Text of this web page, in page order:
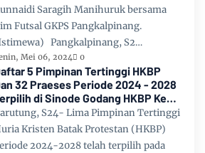
Saragih Manihuruk bersama
Futsal GKPS Pangkalpinang.
Pangkalpinang, S2…
Mei 06, 2024 0
5 Pimpinan Tertinggi HKBP
32 Praeses Periode 2024 - 2028
di Sinode Godang HKBP Ke
Tahun 2024S24- Lima Pimpinan Tertinggi
Kristen Batak Protestan (HKBP)
2024-2028 telah terpilih pada